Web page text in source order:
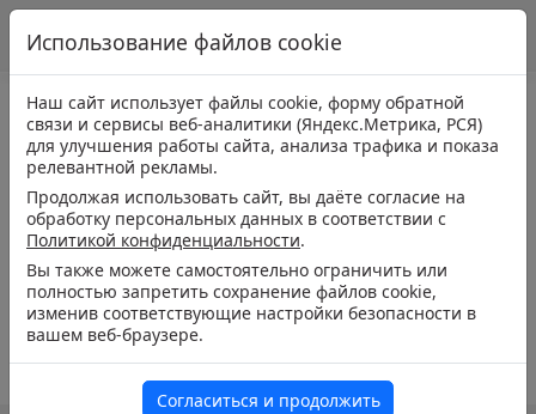
Использование файлов cookie
Наш сайт использует файлы cookie, форму обратной
связи и сервисы веб-аналитики (Яндекс.Метрика, РСЯ)
для улучшения работы сайта, анализа трафика и показа
релевантной рекламы.
Продолжая использовать сайт, вы даёте согласие на
обработку персональных данных в соответствии с
Политикой конфиденциальности.
Вы также можете самостоятельно ограничить или
полностью запретить сохранение файлов cookie,
изменив соответствующие настройки безопасности в
вашем веб-браузере.
Согласиться и продолжить